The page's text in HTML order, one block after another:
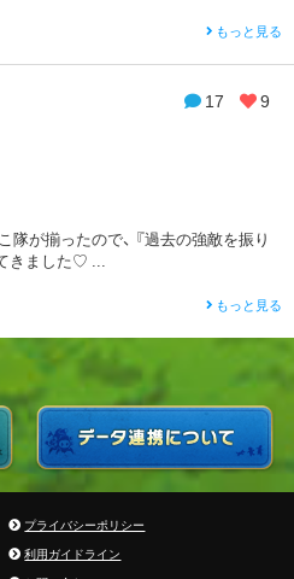
もっと見る
17 9
が揃ったので、 『過去の強敵を振り
きました♡ ...
もっと見る
プライバシーポリシー
利用ガイドライン